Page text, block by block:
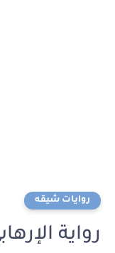
روايات شيقه
رواية